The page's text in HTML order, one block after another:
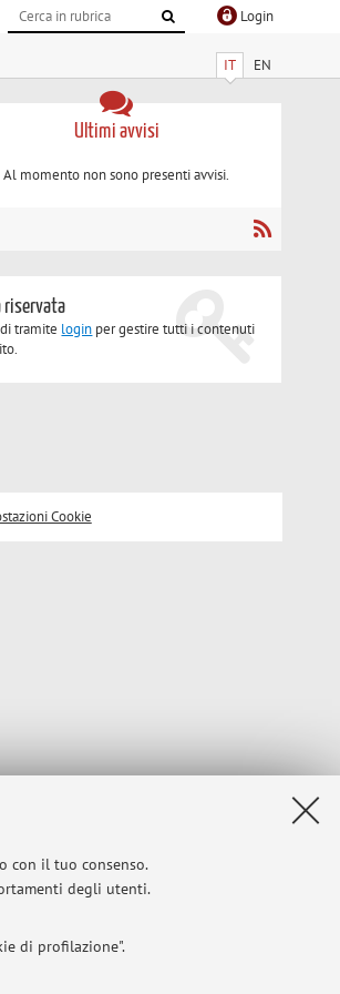
con il tuo consenso.
degli utenti.
di profilazione".
Login
IT EN
Ultimi avvisi
Al momento non sono presenti avvisi.
riservata
tramite login per gestire tutti i contenuti
Cookie